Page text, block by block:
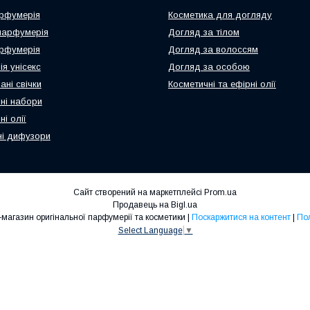
унісекс
свічки
набори
олії
дифузори
Косметика для догляду
Догляд за тілом
Догляд за волоссям
Догляд за особою
Косметичні та ефірні олії
Сайт створений на маркетплейсі Prom.ua
Продавець на Bigl.ua
Поскаржитися на контент
Select Language ▼